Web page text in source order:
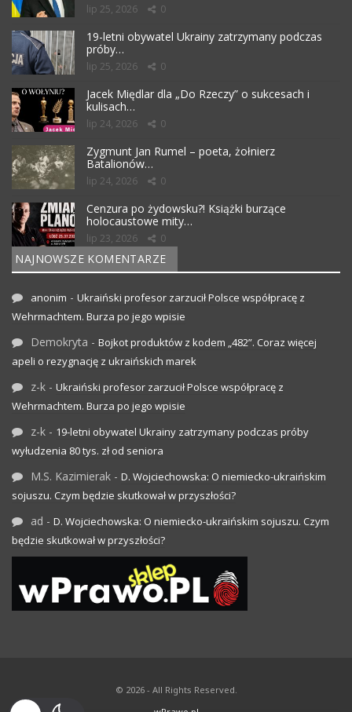
lip 25, 2026 0
19-letni obywatel Ukrainy zatrzymany podczas
próby…
lip 25, 2026 0
Jacek Międlar dla „Do Rzeczy” o sukcesach i
kulisach…
lip 24, 2026 0
Zygmunt Jan Rumel – poeta, żołnierz
Batalionów…
lip 24, 2026 0
Cenzura po żydowsku?! Książki burzące
holocaustowe mity…
lip 23, 2026 0
NAJNOWSZE KOMENTARZE
anonim - Ukraiński profesor zarzucił Polsce współpracę z
Wehrmachtem. Burza po jego wpisie
Demokryta - Bojkot produktów z kodem „482”. Coraz więcej
apeli o rezygnację z ukraińskich marek
z-k - Ukraiński profesor zarzucił Polsce współpracę z
Wehrmachtem. Burza po jego wpisie
z-k - 19-letni obywatel Ukrainy zatrzymany podczas próby
wyłudzenia 80 tys. zł od seniora
M.S. Kazimierak - D. Wojciechowska: O niemiecko-ukraińskim
sojuszu. Czym będzie skutkował w przyszłości?
ad - D. Wojciechowska: O niemiecko-ukraińskim sojuszu. Czym
będzie skutkował w przyszłości?
© 2026 - All Rights Reserved.